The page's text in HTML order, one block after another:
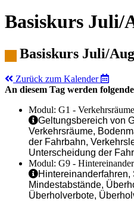
Basiskurs Juli/
Basiskurs Juli/
Zurück zum Kalender
An diesem Tag werden
Modul: G1 - Verkehrsräume
Geltungsbereich von
Verkehrsräume,
der Fahrbahn,
Unterscheidung der
Modul: G9 -
Mindestabstände,
Überholverbote,